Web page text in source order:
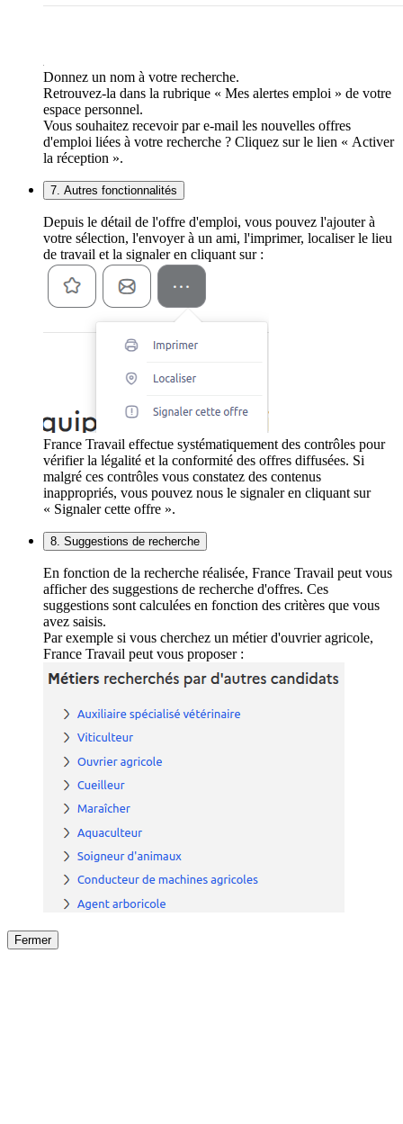
Donnez un nom à votre recherche.
Retrouvez-la dans la rubrique « Mes alertes emploi » de votre
espace personnel.
Vous souhaitez recevoir par e-mail les nouvelles offres
d'emploi liées à votre recherche ? Cliquez sur le lien « Activer
la réception ».
7. Autres fonctionnalités
Depuis le détail de l'offre d'emploi, vous pouvez l'ajouter à
votre sélection, l'envoyer à un ami, l'imprimer, localiser le lieu
de travail et la signaler en cliquant sur :
France Travail effectue systématiquement des contrôles pour
vérifier la légalité et la conformité des offres diffusées. Si
malgré ces contrôles vous constatez des contenus
inappropriés, vous pouvez nous le signaler en cliquant sur
« Signaler cette offre ».
8. Suggestions de recherche
En fonction de la recherche réalisée, France Travail peut vous
afficher des suggestions de recherche d'offres. Ces
suggestions sont calculées en fonction des critères que vous
avez saisis.
Par exemple si vous cherchez un métier d'ouvrier agricole,
France Travail peut vous proposer :
Fermer